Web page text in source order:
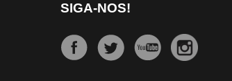
SIGA-NOS!